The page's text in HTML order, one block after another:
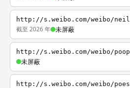
http://s.weibo.com/weibo/neil
截至 2026 年 未屏蔽
http://s.weibo.com/weibo/poop
未屏蔽
http://s.weibo.com/weibo/poes